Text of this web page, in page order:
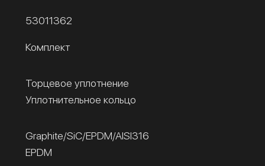
53011362
Комплект
Торцевое уплотнение
Уплотнительное кольцо
Graphite/SiC/EPDM/AISI316
EPDM